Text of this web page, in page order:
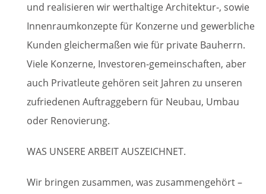
und realisieren wir werthaltige Architektur-, sowie
Innenraumkonzepte für Konzerne und gewerbliche
Kunden gleichermaßen wie für private Bauherrn.
Viele Konzerne, Investoren-gemeinschaften, aber
auch Privatleute gehören seit Jahren zu unseren
zufriedenen Auftraggebern für Neubau, Umbau
oder Renovierung.
WAS UNSERE ARBEIT AUSZEICHNET.
Wir bringen zusammen, was zusammengehört –